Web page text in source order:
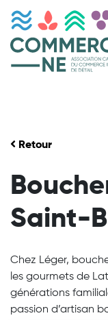
Retour
Saint-
Chez Léger,
les gourmets de
générations
passion d’artisan